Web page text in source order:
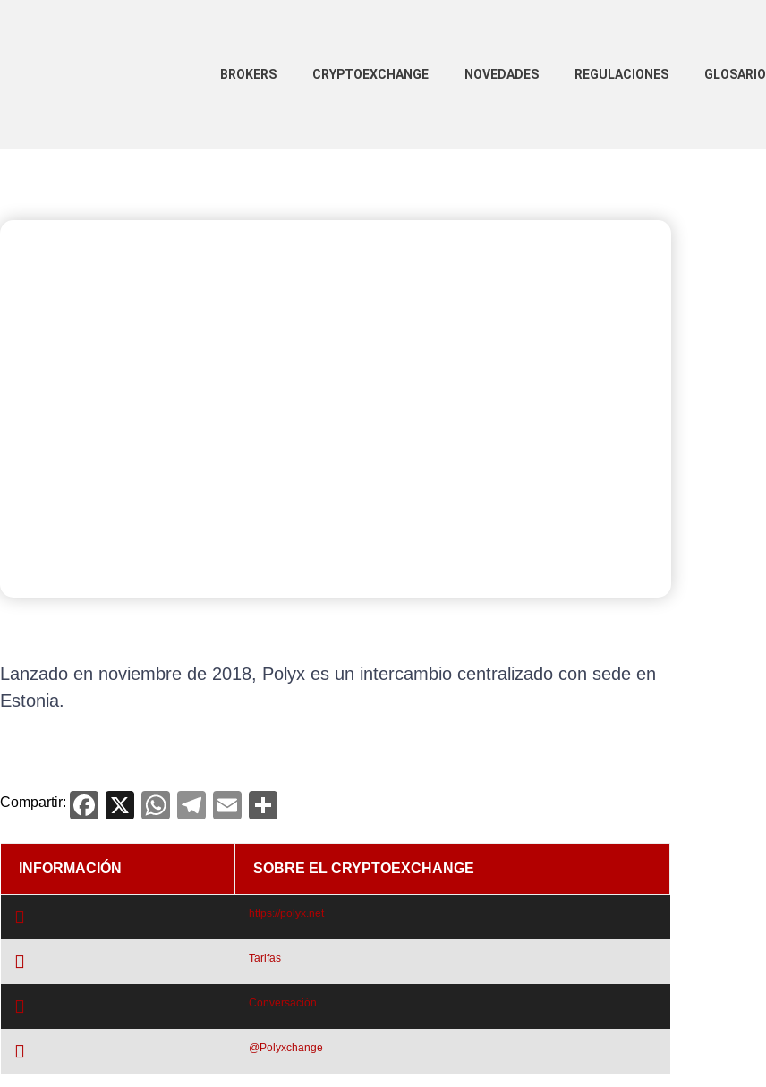
BROKERS CRYPTOEXCHANGE NOVEDADES REGULACIONES GLOSARIO
Lanzado en noviembre de 2018, Polyx es un intercambio centralizado con sede en
Estonia.
Compartir: Facebook
X WhatsApp
Telegram
Email
INFORMACIÓN SOBRE EL CRYPTOEXCHANGE
https://polyx.net
Tarifas
Conversación
@Polyxchange